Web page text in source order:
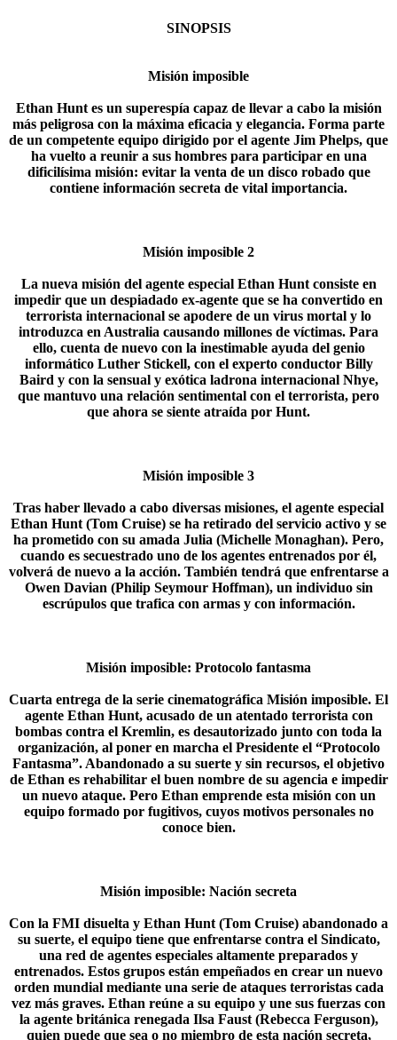
SINOPSIS
Misión imposible
Ethan Hunt es un superespía capaz de llevar a cabo la misión
más peligrosa con la máxima eficacia y elegancia. Forma parte
de un competente equipo dirigido por el agente Jim Phelps, que
ha vuelto a reunir a sus hombres para participar en una
dificilísima misión: evitar la venta de un disco robado que
contiene información secreta de vital importancia.​
Misión imposible 2
La nueva misión del agente especial Ethan Hunt consiste en
impedir que un despiadado ex-agente que se ha convertido en
terrorista internacional se apodere de un virus mortal y lo
introduzca en Australia causando millones de víctimas. Para
ello, cuenta de nuevo con la inestimable ayuda del genio
informático Luther Stickell, con el experto conductor Billy
Baird y con la sensual y exótica ladrona internacional Nhye,
que mantuvo una relación sentimental con el terrorista, pero
que ahora se siente atraída por Hunt.​
Misión imposible 3
Tras haber llevado a cabo diversas misiones, el agente especial
Ethan Hunt (Tom Cruise) se ha retirado del servicio activo y se
ha prometido con su amada Julia (Michelle Monaghan). Pero,
cuando es secuestrado uno de los agentes entrenados por él,
volverá de nuevo a la acción. También tendrá que enfrentarse a
Owen Davian (Philip Seymour Hoffman), un individuo sin
escrúpulos que trafica con armas y con información.​
Misión imposible: Protocolo fantasma
Cuarta entrega de la serie cinematográfica Misión imposible. El
agente Ethan Hunt, acusado de un atentado terrorista con
bombas contra el Kremlin, es desautorizado junto con toda la
organización, al poner en marcha el Presidente el “Protocolo
Fantasma”. Abandonado a su suerte y sin recursos, el objetivo
de Ethan es rehabilitar el buen nombre de su agencia e impedir
un nuevo ataque. Pero Ethan emprende esta misión con un
equipo formado por fugitivos, cuyos motivos personales no
conoce bien.​
Misión imposible: Nación secreta
Con la FMI disuelta y Ethan Hunt (Tom Cruise) abandonado a
su suerte, el equipo tiene que enfrentarse contra el Sindicato,
una red de agentes especiales altamente preparados y
entrenados. Estos grupos están empeñados en crear un nuevo
orden mundial mediante una serie de ataques terroristas cada
vez más graves. Ethan reúne a su equipo y une sus fuerzas con
la agente británica renegada Ilsa Faust (Rebecca Ferguson),
quien puede que sea o no miembro de esta nación secreta,